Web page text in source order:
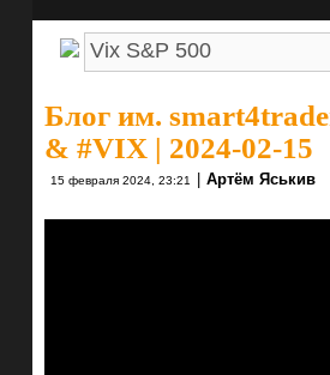
Блог им.
& #VIX | 2024-02-15
15 февраля 2024, 23:21 Артём Яськив